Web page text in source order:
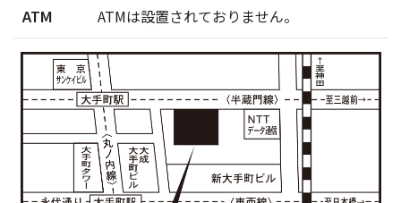
ATM ATMは設置されておりません。